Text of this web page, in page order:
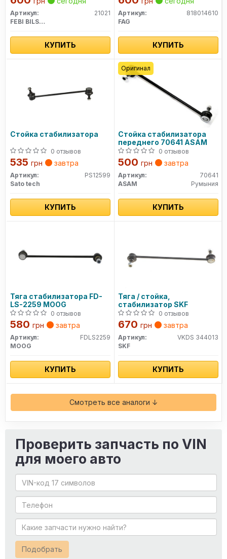
Артикул:
21021
FEBI BILSTEIN
КУПИТЬ
Артикул:
818014610
FAG
КУПИТЬ
Стойка стабилизатора
0 отзывов
535 грн завтра
Артикул:
PS12599
Sato tech
КУПИТЬ
Стойка стабилизатора
переднего 70641 ASAM
0 отзывов
500 грн завтра
Артикул:
70641
ASAM
Румыния
КУПИТЬ
Оригинал
Тяга стабилизатора FD-
LS-2259 MOOG
0 отзывов
580 грн завтра
Артикул:
FDLS2259
MOOG
КУПИТЬ
Тяга / стойка,
стабилизатор SKF
0 отзывов
670 грн завтра
Артикул:
VKDS 344013
SKF
КУПИТЬ
Смотреть все аналоги ↓
Проверить запчасть по VIN
для моего авто
Подобрать